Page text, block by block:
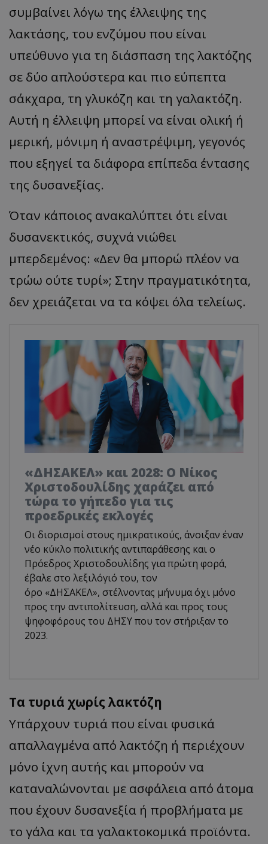
συμβαίνει λόγω της έλλειψης της
λακτάσης, του ενζύμου που είναι
υπεύθυνο για τη διάσπαση της λακτόζης
σε δύο απλούστερα και πιο εύπεπτα
σάκχαρα, τη γλυκόζη και τη γαλακτόζη.
Αυτή η έλλειψη μπορεί να είναι ολική ή
μερική, μόνιμη ή αναστρέψιμη, γεγονός
που εξηγεί τα διάφορα επίπεδα έντασης
της δυσανεξίας.
Όταν κάποιος ανακαλύπτει ότι είναι
δυσανεκτικός, συχνά νιώθει
μπερδεμένος: «Δεν θα μπορώ πλέον να
τρώω ούτε τυρί»; Στην πραγματικότητα,
δεν χρειάζεται να τα κόψει όλα τελείως.
«ΔΗΣΑΚΕΛ» και 2028: Ο Νίκος
Χριστοδουλίδης χαράζει από
τώρα το γήπεδο για τις
προεδρικές εκλογές
Οι διορισμοί στους ημικρατικούς, άνοιξαν έναν
νέο κύκλο πολιτικής αντιπαράθεσης και ο
Πρόεδρος Χριστοδουλίδης για πρώτη φορά,
έβαλε στο λεξιλόγιό του, τον
όρο «ΔΗΣΑΚΕΛ», στέλνοντας μήνυμα όχι μόνο
προς την αντιπολίτευση, αλλά και προς τους
ψηφοφόρους του ΔΗΣΥ που τον στήριξαν το
2023.
Τα τυριά χωρίς λακτόζη
Υπάρχουν τυριά που είναι φυσικά
απαλλαγμένα από λακτόζη ή περιέχουν
μόνο ίχνη αυτής και μπορούν να
καταναλώνονται με ασφάλεια από άτομα
που έχουν δυσανεξία ή προβλήματα με
το γάλα και τα γαλακτοκομικά προϊόντα.